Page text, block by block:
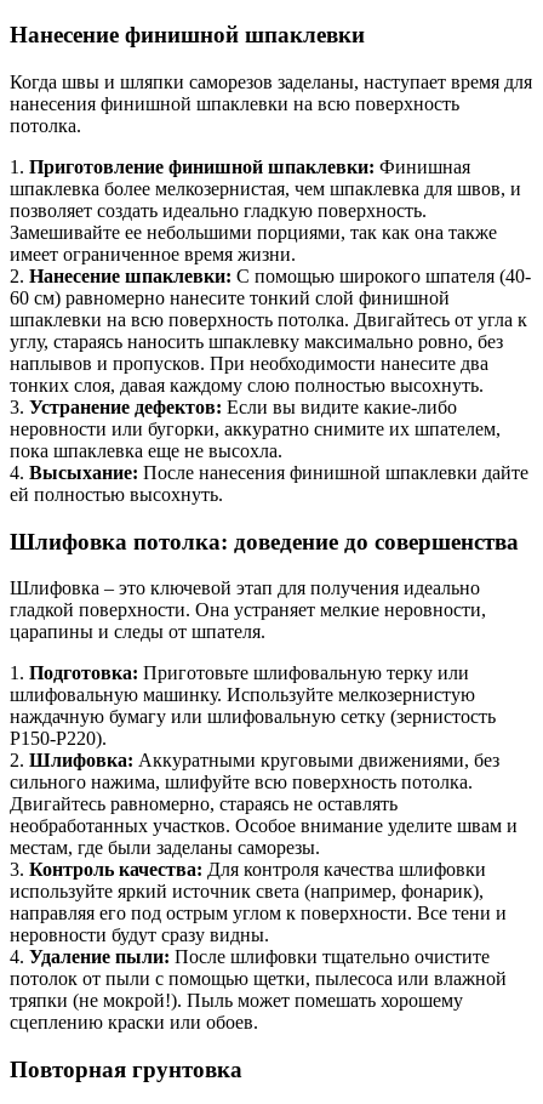
Нанесение финишной шпаклевки
Когда швы и шляпки саморезов заделаны, наступает время для
нанесения финишной шпаклевки на всю поверхность
потолка.
1. Приготовление финишной шпаклевки: Финишная
шпаклевка более мелкозернистая, чем шпаклевка для швов, и
позволяет создать идеально гладкую поверхность.
Замешивайте ее небольшими порциями, так как она также
имеет ограниченное время жизни.
2. Нанесение шпаклевки: С помощью широкого шпателя (40-
60 см) равномерно нанесите тонкий слой финишной
шпаклевки на всю поверхность потолка. Двигайтесь от угла к
углу, стараясь наносить шпаклевку максимально ровно, без
наплывов и пропусков. При необходимости нанесите два
тонких слоя, давая каждому слою полностью высохнуть.
3. Устранение дефектов: Если вы видите какие-либо
неровности или бугорки, аккуратно снимите их шпателем,
пока шпаклевка еще не высохла.
4. Высыхание: После нанесения финишной шпаклевки дайте
ей полностью высохнуть.
Шлифовка потолка: доведение до совершенства
Шлифовка – это ключевой этап для получения идеально
гладкой поверхности. Она устраняет мелкие неровности,
царапины и следы от шпателя.
1. Подготовка: Приготовьте шлифовальную терку или
шлифовальную машинку. Используйте мелкозернистую
наждачную бумагу или шлифовальную сетку (зернистость
P150-P220).
2. Шлифовка: Аккуратными круговыми движениями, без
сильного нажима, шлифуйте всю поверхность потолка.
Двигайтесь равномерно, стараясь не оставлять
необработанных участков. Особое внимание уделите швам и
местам, где были заделаны саморезы.
3. Контроль качества: Для контроля качества шлифовки
используйте яркий источник света (например, фонарик),
направляя его под острым углом к поверхности. Все тени и
неровности будут сразу видны.
4. Удаление пыли: После шлифовки тщательно очистите
потолок от пыли с помощью щетки, пылесоса или влажной
тряпки (не мокрой!). Пыль может помешать хорошему
сцеплению краски или обоев.
Повторная грунтовка